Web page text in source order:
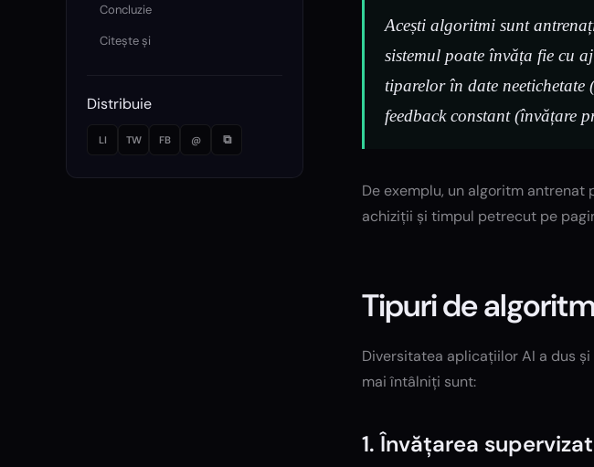
Concluzie
Citește și
Distribuie
LI TW FB @ ⧉
Acești algoritmi sunt
sistemul poate învăța fie cu
tiparelor în date neetichetate
feedback constant (învățare
De exemplu, un algoritm
achiziții și timpul petrecut pe
Tipuri de
Diversitatea aplicațiilor AI a dus
mai întâlniți sunt:
1. Învățarea